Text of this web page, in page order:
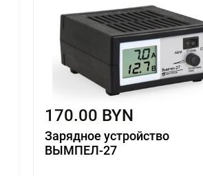
170.00 BYN
Зарядное устройство
ВЫМПЕЛ-27